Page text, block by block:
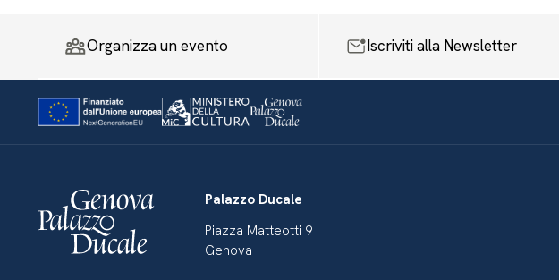
Organizza un evento Iscriviti alla Newsletter
Palazzo Ducale
Piazza Matteotti 9
Genova